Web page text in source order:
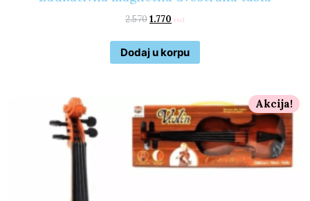
2.5701.770 rsd
Dodaj u korpu
Akcija!